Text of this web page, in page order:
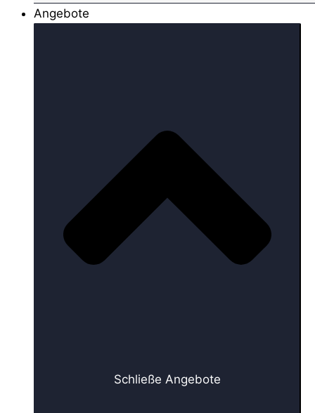
Angebote
Schließe Angebote